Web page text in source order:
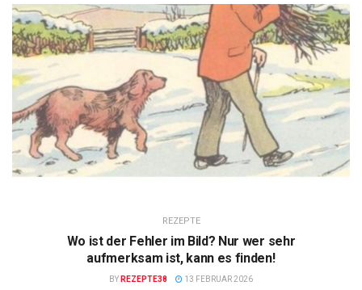
REZEPTE
Wo ist der Fehler im Bild? Nur wer sehr
aufmerksam ist, kann es finden!
BY REZEPTE38 13 FEBRUAR 2026